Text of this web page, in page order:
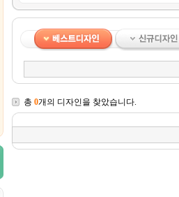
총 0개의 디자인을 찾았습니다.